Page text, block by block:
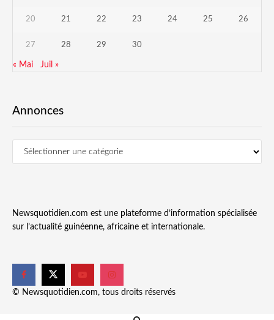
20 21 22 23 24 25 26
27 28 29 30
« Mai Juil »
Annonces
Newsquotidien.com est une plateforme d’information spécialisée
sur l’actualité guinéenne, africaine et internationale.
© Newsquotidien.com, tous droits réservés